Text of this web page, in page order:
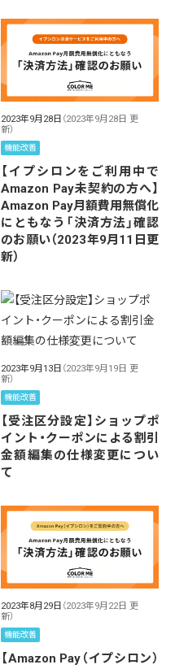
2023年9月28日 （2023年9月28日 更
新）
機能改善
【イプシロンをご利用中で
Amazon Pay未契約の方へ】
Amazon Pay月額費用無償化
にともなう「決済方法」確認
のお願い（2023年9月11日更
新）
2023年9月13日 （2023年9月19日 更
新）
機能改善
【受注区分設定】ショップポ
イント・クーポンによる割引
金額編集の仕様変更につい
て
2023年8月29日 （2023年9月22日 更
新）
機能改善
【Amazon Pay（イプシロン）